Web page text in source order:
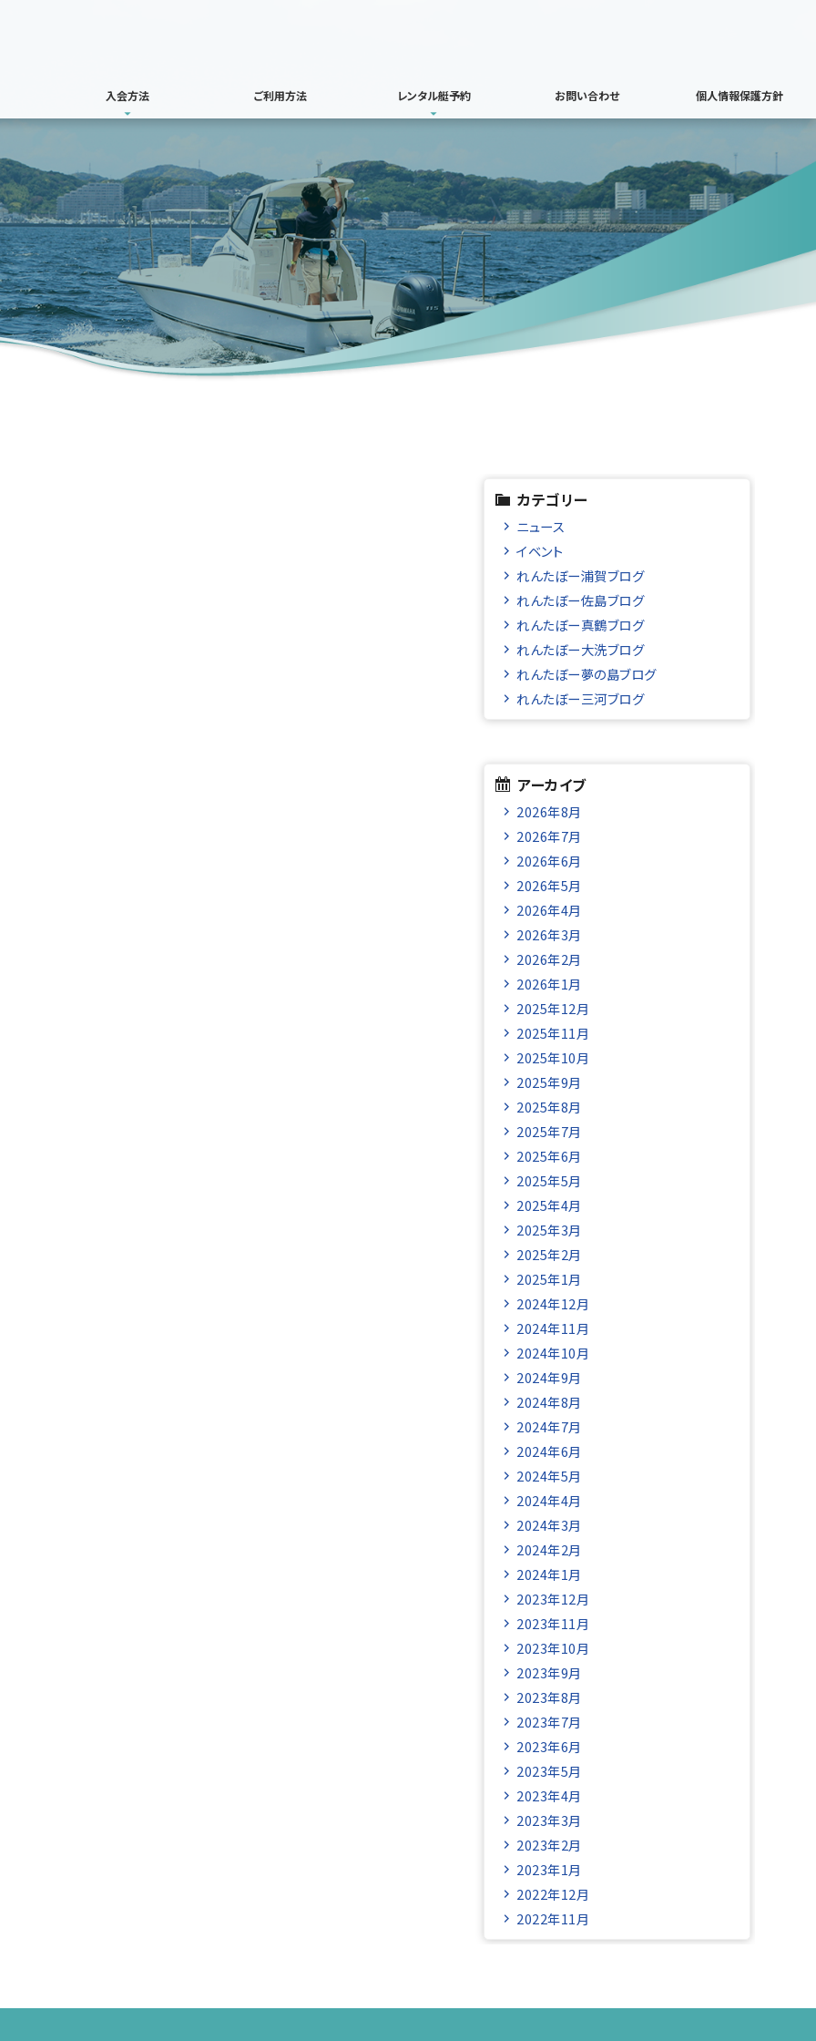
入会方法 ご利用方法 レンタル艇予約 お問い合わせ 個人情報保護方針
カテゴリー
ニュース
イベント
れんたぼー浦賀ブログ
れんたぼー佐島ブログ
れんたぼー真鶴ブログ
れんたぼー大洗ブログ
れんたぼー夢の島ブログ
れんたぼー三河ブログ
アーカイブ
2026年8月
2026年7月
2026年6月
2026年5月
2026年4月
2026年3月
2026年2月
2026年1月
2025年12月
2025年11月
2025年10月
2025年9月
2025年8月
2025年7月
2025年6月
2025年5月
2025年4月
2025年3月
2025年2月
2025年1月
2024年12月
2024年11月
2024年10月
2024年9月
2024年8月
2024年7月
2024年6月
2024年5月
2024年4月
2024年3月
2024年2月
2024年1月
2023年12月
2023年11月
2023年10月
2023年9月
2023年8月
2023年7月
2023年6月
2023年5月
2023年4月
2023年3月
2023年2月
2023年1月
2022年12月
2022年11月